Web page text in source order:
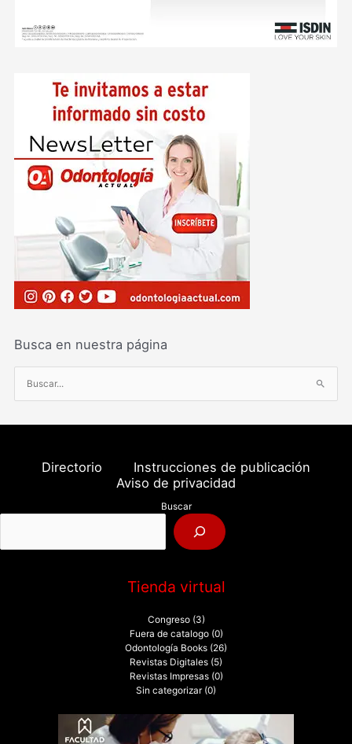
Busca en nuestra página
u
s
o
:
Directorio
Instrucciones de publicación
Aviso de privacidad
Buscar
Tienda virtual
Congreso (3)
Fuera de catalogo (0)
Odontología Books (26)
Revistas Digitales (5)
Revistas Impresas (0)
Sin categorizar (0)